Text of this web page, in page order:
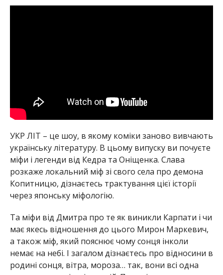
УКР ЛІТ – це шоу, в якому коміки заново вивчають
українську літературу. В цьому випуску ви почуєте
міфи і легенди від Кедра та Оніщенка. Слава
розкаже локальний міф зі свого села про демона
Копитницю, дізнаєтесь трактування цієї історії
через японську міфологію.
Та міфи від Дмитра про те як виникли Карпати і чи
має якесь відношення до цього Мирон Маркевич,
а також міф, який пояснює чому сонця інколи
немає на небі. І загалом дізнаєтесь про відносини в
родині сонця, вітра, мороза… так, вони всі одна